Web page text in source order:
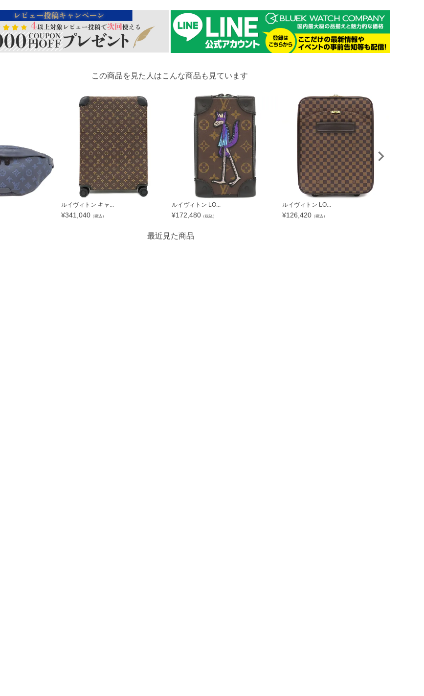
この商品を見た人はこんな商品も見ています
ルイヴィトン キャ...
¥341,040 （税込）
ルイヴィトン LO...
¥172,480 （税込）
ルイヴィトン LO...
¥126,420 （税込）
最近見た商品